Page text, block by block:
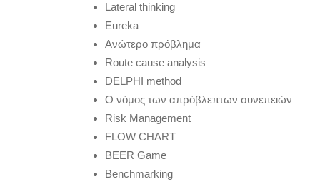
Lateral thinking
Eureka
Ανώτερο πρόβλημα
Route cause analysis
DELPHI method
Ο νόμος των απρόβλεπτων συνεπειών
Risk Management
FLOW CHART
BEER Game
Benchmarking